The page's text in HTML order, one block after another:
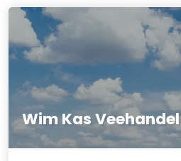
Wim Kas Veehandel